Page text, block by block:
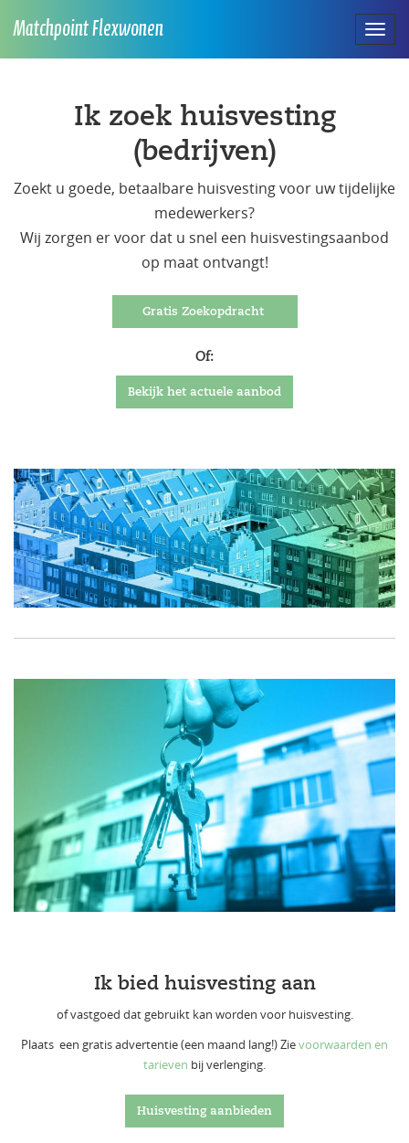
Toggle
Matchpoint Flexwonen
Ik zoek huisvesting
(bedrijven)
Zoekt u goede, betaalbare huisvesting voor uw tijdelijke
medewerkers?
Wij zorgen er voor dat u snel een huisvestingsaanbod
op maat ontvangt!
Gratis Zoekopdracht
Of:
Bekijk het actuele aanbod
Ik bied huisvesting aan
of vastgoed dat gebruikt kan worden voor huisvesting.
Plaats een gratis advertentie (een maand lang!) Zievoorwaarden en
tarieven bij verlenging.
Huisvesting aanbieden